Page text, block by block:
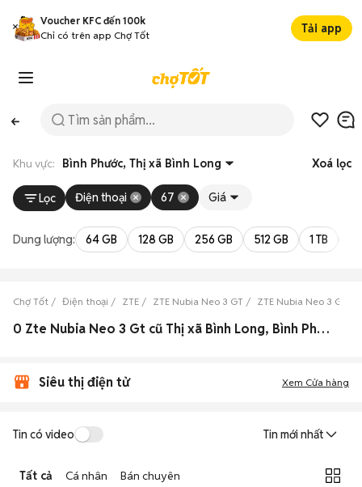
Voucher KFC đến 100k
Chỉ có trên app Chợ Tốt
Tải app
Khu vực: Bình Phước, Thị xã Bình Long Xoá lọc
Lọc Điện thoại 67 Giá
Dung lượng: 64 GB 128 GB 256 GB 512 GB 1 TB
Chợ Tốt Điện thoại ZTE ZTE Nubia Neo 3 GT ZTE Nubia Neo 3 GT
0 Zte Nubia Neo 3 Gt cũ Thị xã Bình Long, Bình Phước đẹp
Siêu thị điện tử Xem Cửa hàng
Tin có video Tin mới nhất
Tất cả Cá nhân Bán chuyên